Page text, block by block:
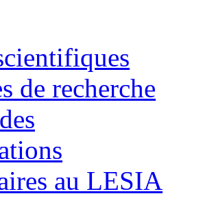
de recherche
au LESIA